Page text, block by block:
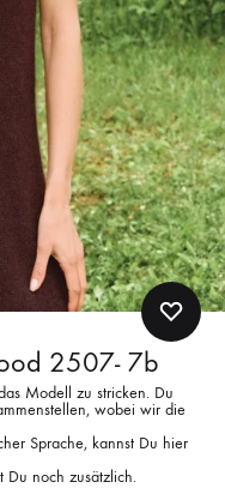
2507- 7b
Modell zu stricken. Du
wobei wir die
Sprache, kannst Du hier
Du noch zusätzlich.